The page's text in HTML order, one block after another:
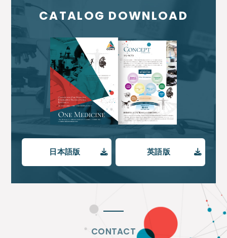
CATALOG DOWNLOAD
日本語版 英語版
CONTACT